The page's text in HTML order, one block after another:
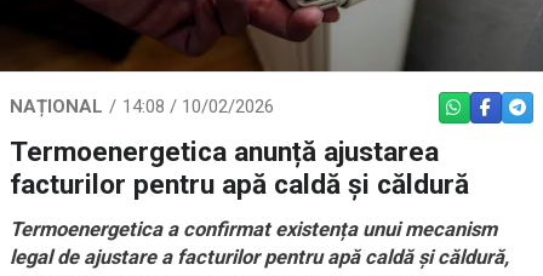
NAȚIONAL 14:08 / 10/02/2026 WHATSAPP
Termoenergetica anunță ajustarea
facturilor pentru apă caldă și căldură
Termoenergetica a confirmat existența unui mecanism
legal de ajustare a facturilor pentru apă caldă și căldură,